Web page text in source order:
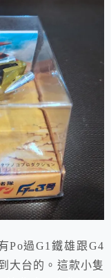
Po過G1鐵雄跟G4
大台的。這款小隻